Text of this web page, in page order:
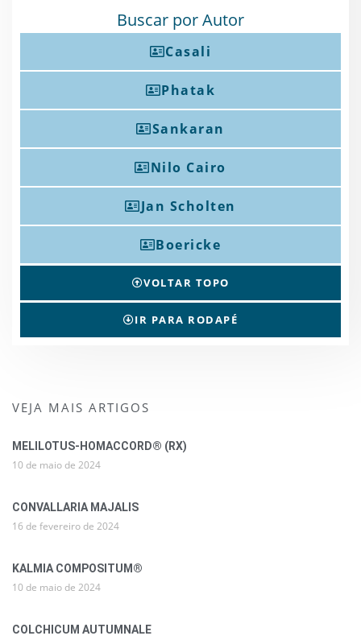
Buscar por Autor
Casali
Phatak
Sankaran
Nilo Cairo
Jan Scholten
Boericke
VOLTAR TOPO
IR PARA RODAPÉ
VEJA MAIS ARTIGOS
MELILOTUS-HOMACCORD® (RX)
10 de maio de 2024
CONVALLARIA MAJALIS
16 de fevereiro de 2024
KALMIA COMPOSITUM®
10 de maio de 2024
COLCHICUM AUTUMNALE